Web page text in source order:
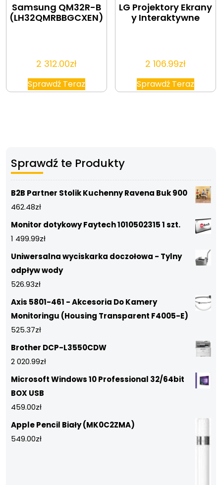
Samsung QM32R-B
(LH32QMRBBGCXEN)
2 312.00zł
Sprawdź Teraz
LG Projektory Ekrany
y Interaktywne
2 106.99zł
Sprawdź Teraz
Sprawdź te Produkty
B2B Partner Stolik Kuchenny Ravena Buk 900
462.48zł
Monitor dotykowy Faytech 1010502315 1 szt.
1 499.99zł
Uniwersalna wyciskarka doczołowa - Tylny
odpływ wody
526.93zł
Axis 5801-461 - Akcesoria Do Kamery
Monitoringu (Housing Transparent F4005-E)
525.37zł
Brother DCP-L3550CDW
2 020.99zł
Microsoft Windows 10 Professional 32/64bit
BOX USB
459.00zł
Apple Pencil Biały (MK0C2ZMA)
549.00zł